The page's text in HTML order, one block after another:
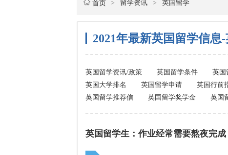
首页 > 留学资讯 > 英国留学
2021年最新英国留学信
英国留学资讯/政策 英国留学条件 英国
英国大学排名
英国留学申请 英国行前
英国留学推荐信
英国留学奖学金 英国
英国留学生：作业经常需要熬夜完成